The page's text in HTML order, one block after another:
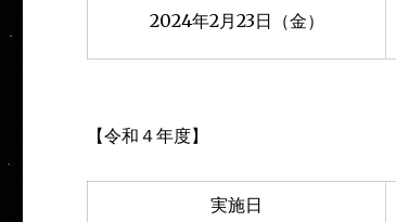
2024年2月23日（金）
【令和４年度】
実施日